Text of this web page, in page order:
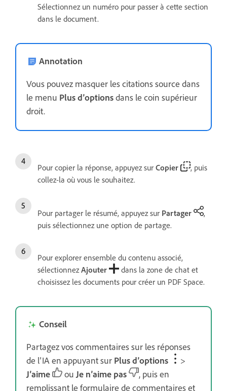
Sélectionnez un numéro pour passer à cette section
dans le document.
Annotation
Vous pouvez masquer les citations source dans
le menu Plus d’optionsdans le coin supérieur
droit.
Pour copier la réponse, appuyez sur Copier
, puis
collez-la où vous le souhaitez.
Pour partager le résumé, appuyez sur Partager
,
puis sélectionnez une option de partage.
Pour explorer ensemble du contenu associé,
sélectionnez Ajouter
dans la zone de chat et
choisissez les documents pour créer un PDF Space.
Conseil
Partagez vos commentaires sur les réponses
de l’IA en appuyant sur Plus d’options
>
J’aime
ou Je n’aime pas
, puis en
remplissant le formulaire de commentaires et